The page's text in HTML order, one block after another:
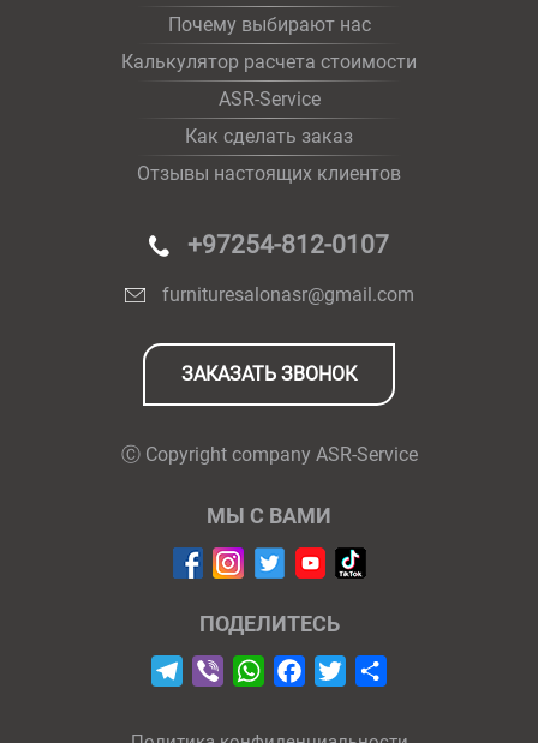
Почему выбирают нас
Калькулятор расчета стоимости
ASR-Service
Как сделать заказ
Отзывы настоящих клиентов
+97254-812-0107
furnituresalonasr@gmail.com
ЗАКАЗАТЬ ЗВОНОК
Ⓒ Copyright company ASR-Service
МЫ С ВАМИ
ПОДЕЛИТЕСЬ
Telegram
Viber WhatsAppFacebook
Twitter